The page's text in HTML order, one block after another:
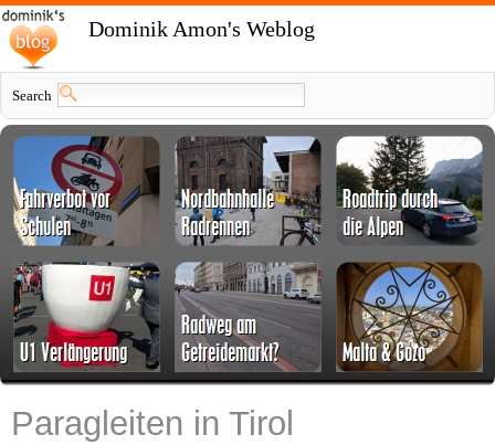
Dominik Amon's Weblog
Search
Paragleiten in Tirol